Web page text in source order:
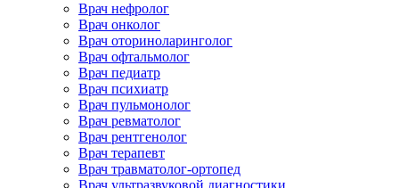
Врач нефролог
Врач онколог
Врач оториноларинголог
Врач офтальмолог
Врач педиатр
Врач психиатр
Врач пульмонолог
Врач ревматолог
Врач рентгенолог
Врач терапевт
Врач травматолог-ортопед